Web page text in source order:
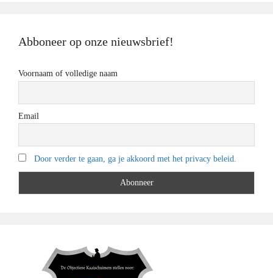
Abboneer op onze nieuwsbrief!
Voornaam of volledige naam
Email
Door verder te gaan, ga je akkoord met het privacy beleid.